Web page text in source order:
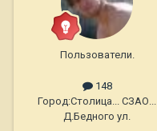
Пользователи.
148
Город:Столица... СЗАО...
Д.Бедного ул.